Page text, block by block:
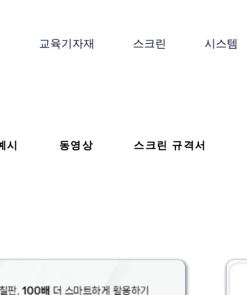
교육기자재 스크린 시스템
시 동영상 스크린 규격서